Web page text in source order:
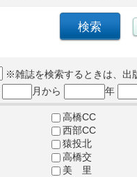
※雑誌を検索するときは、出
月から 年
高橋CC
西部CC
猿投北
高橋交
美 里